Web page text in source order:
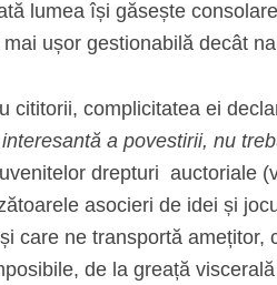
lumea își găsește
ușor gestionabilă decât
cititorii, complicitatea ei
a povestirii, nu
drepturi auctoriale
asocieri de idei și
care ne transportă amețitor,
de la greață